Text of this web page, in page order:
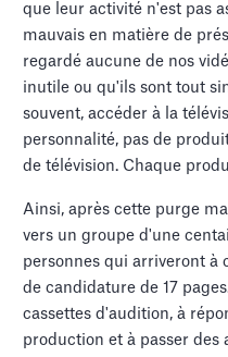
que leur activité n'est pas
mauvais en matière de
regardé aucune de nos
inutile ou qu'ils sont tout
souvent, accéder à la
personnalité, pas de
de télévision. Chaque
Ainsi, après cette purge
vers un groupe d'une
personnes qui arriveront à
de candidature de 17
cassettes d'audition, à
production et à passer des